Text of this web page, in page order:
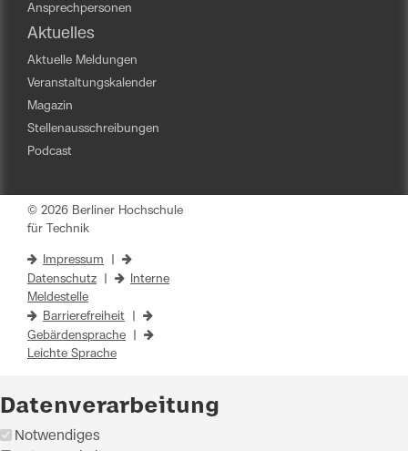
Ansprechpersonen
Aktuelles
Aktuelle Meldungen
Veranstaltungskalender
Magazin
Stellenausschreibungen
Podcast
© 2026 Berliner Hochschule
für Technik
Impressum
Datenschutz
Interne
Meldestelle
Barrierefreiheit
Gebärdensprache
Leichte Sprache
Datenverarbeitung
Notwendiges